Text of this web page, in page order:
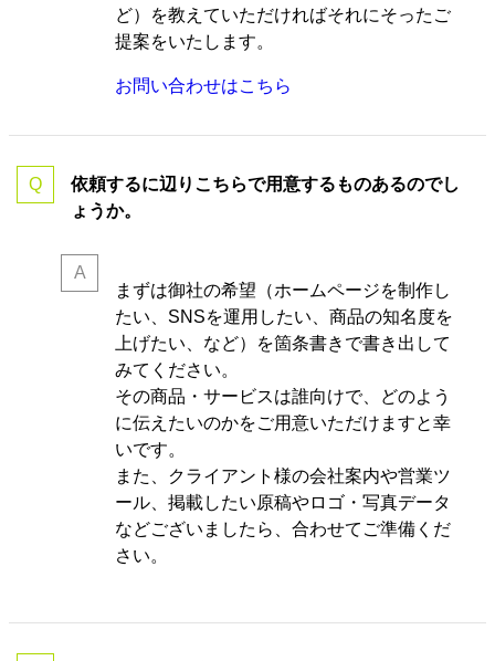
ど）を教えていただければそれにそったご
提案をいたします。
お問い合わせはこちら
依頼するに辺りこちらで用意するものあるのでし
ょうか。
まずは御社の希望（ホームページを制作し
たい、SNSを運用したい、商品の知名度を
上げたい、など）を箇条書きで書き出して
みてください。
その商品・サービスは誰向けで、どのよう
に伝えたいのかをご用意いただけますと幸
いです。
また、クライアント様の会社案内や営業ツ
ール、掲載したい原稿やロゴ・写真データ
などございましたら、合わせてご準備くだ
さい。